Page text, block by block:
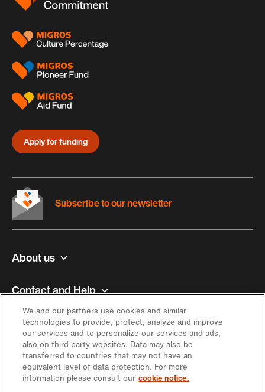
Apply for funding
About us
Contact and Help
Inspiration
Offer
Subscribe to our newsletter
We and our partners use cookies and similar
technologies to provide, protect, analyze and improve
our services and to personalize our services and ads,
also on third party websites. Data may also be
transferred to countries that may not have an
equivalent level of data protection. For more
information please consult our cookie notice.